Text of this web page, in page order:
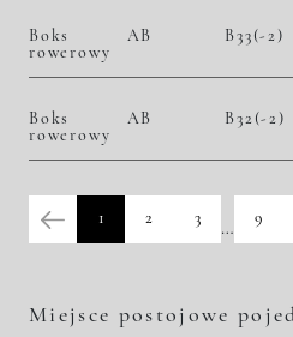
Boks
rowerowy
AB B33(-2)
Boks
rowerowy
AB B32(-2)
1 2 3
…
9
Miejsce postojowe